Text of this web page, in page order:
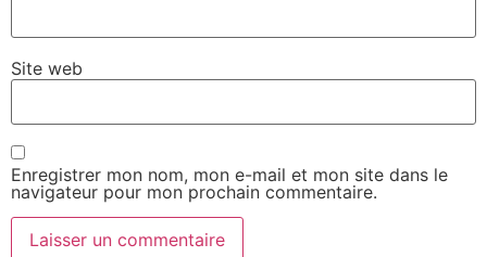
Site web
Enregistrer mon nom, mon e-mail et mon site dans le
navigateur pour mon prochain commentaire.